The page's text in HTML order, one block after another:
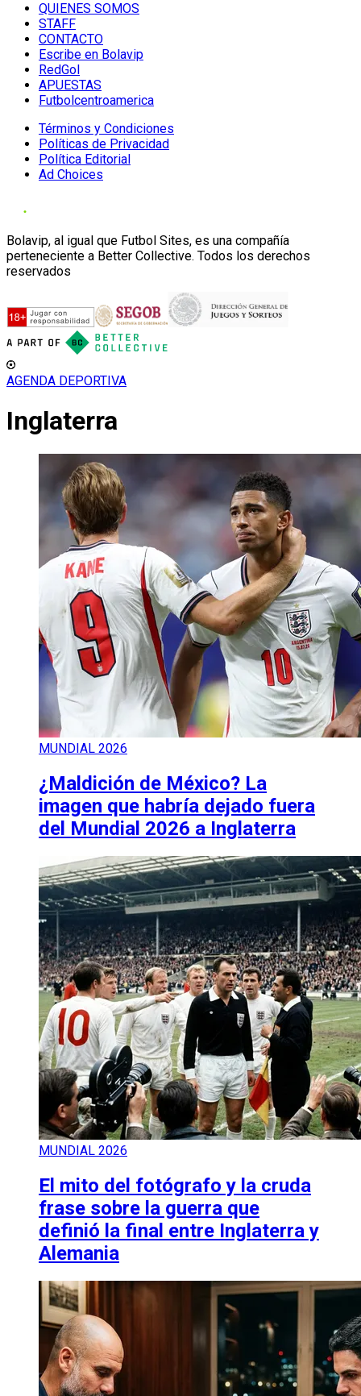
QUIENES SOMOS
STAFF
CONTACTO
Escribe en Bolavip
RedGol
APUESTAS
Futbolcentroamerica
Términos y Condiciones
Políticas de Privacidad
Política Editorial
Ad Choices
Bolavip, al igual que Futbol Sites, es una compañía
perteneciente a Better Collective. Todos los derechos
reservados
AGENDA DEPORTIVA
Inglaterra
MUNDIAL 2026
¿Maldición de México? La
imagen que habría dejado fuera
del Mundial 2026 a Inglaterra
MUNDIAL 2026
El mito del fotógrafo y la cruda
frase sobre la guerra que
definió la final entre Inglaterra y
Alemania